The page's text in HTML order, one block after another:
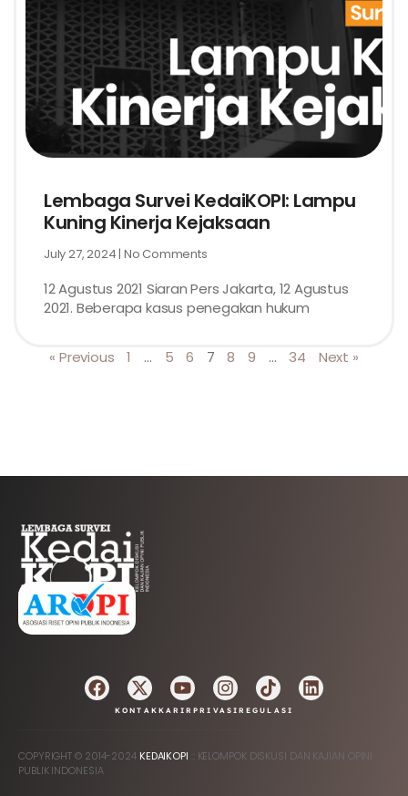
Lembaga Survei KedaiKOPI: Lampu
Kuning Kinerja Kejaksaan
July 27, 2024 No Comments
12 Agustus 2021 Siaran Pers Jakarta, 12 Agustus
2021. Beberapa kasus penegakan hukum
« Previous 1 … 5 6 7 8 9 … 34 Next »
AFILIASI
KONTAK KARIRPRIVASI REGULASI
COPYRIGHT © 2014-2024 KEDAIKOPI :: KELOMPOK DISKUSI DAN KAJIAN OPINI
PUBLIK INDONESIA